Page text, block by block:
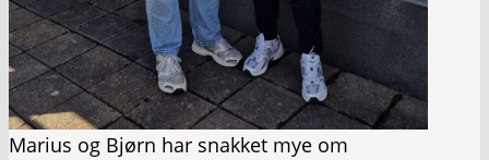
Marius og Bjørn har snakket mye om